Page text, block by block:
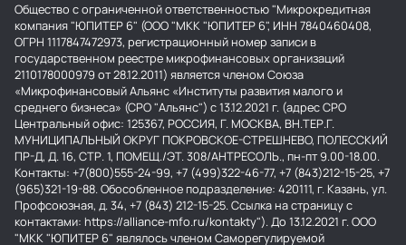
Общество с ограниченной ответственностью "Микрокредитная
компания "ЮПИТЕР 6" (ООО "МКК "ЮПИТЕР 6", ИНН 7840460408,
ОГРН 1117847472973, регистрационный номер записи в
государственном реестре микрофинансовых организаций
2110178000979 от 28.12.2011) является членом Союза
«Микрофинансовый Альянс «Институты развития малого и
среднего бизнеса» (СРО "Альянс") с 13.12.2021 г. (адрес СРО
Центральный офис: 125367, РОССИЯ, Г. МОСКВА, ВН.ТЕР.Г.
МУНИЦИПАЛЬНЫЙ ОКРУГ ПОКРОВСКОЕ-СТРЕШНЕВО, ПОЛЕССКИЙ
ПР-Д, Д. 16, СТР. 1, ПОМЕЩ./ЭТ. 308/АНТРЕСОЛЬ., пн-пт 9.00-18.00.
Контакты: +7(800)555-24-99, +7 (499)322-46-77, +7 (843)212-15-25, +7
(965)321-19-88. Обособленное подразделение: 420111, г. Казань, ул.
Профсоюзная, д. 34, +7 (843) 212-15-25. Ссылка на страницу с
контактами: https://alliance-mfo.ru/kontakty"). До 13.12.2021 г. ООО
"МКК "ЮПИТЕР 6" являлось членом Саморегулируемой